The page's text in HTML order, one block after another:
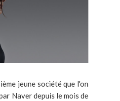
jeune société que l'on
Naver depuis le mois de